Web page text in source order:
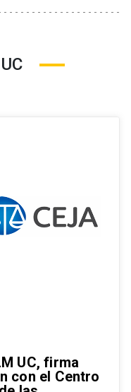
UC, firma
con el Centro